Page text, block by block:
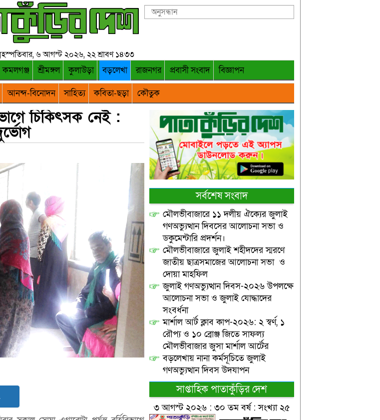
৬ আগস্ট ২০২৬, ২২ শ্রাবণ ১৪৩৩
কমলগঞ্জ শ্রীমঙ্গল কুলাউড়া বড়লেখা রাজনগর প্রবাসী সংবাদ
বিজ্ঞাপন
আনন্দ-বিনোদন সাহিত্য কবিতা-ছড়া কৌতুক
চিকিৎসক নেই :
সর্বশেষ সংবাদ
মৌলভীবাজারে ১১ দলীয় ঐক্যের জুলাই
গণঅভ্যুত্থান দিবসের আলোচনা সভা ও
ডকুমেন্টারি প্রদর্শন।
মৌলভীবাজারে জুলাই শহীদদের স্মরণে
জাতীয় ছাত্রসমাজের আলোচনা সভা ও
দোয়া মাহফিল
জুলাই গণঅভ্যুত্থান দিবস-২০২৬ উপলক্ষে
আলোচনা সভা ও জুলাই যোদ্ধাদের
সংবর্ধনা
মার্শাল আর্ট ক্লাব কাপ-২০২৬: ২ স্বর্ণ, ১
রৌপ্য ও ১০ ব্রোঞ্জ জিতে সাফল্য
মৌলভীবাজার জুসা মার্শাল আর্টের
বড়লেখায় নানা কর্মসূচিতে জুলাই
গণঅভ্যুত্থান দিবস উদযাপন
সাপ্তাহিক পাতাকুঁড়ির দেশ
৩ আগস্ট ২০২৬ : ৩০ তম বর্ষ : সংখ্যা ২৫